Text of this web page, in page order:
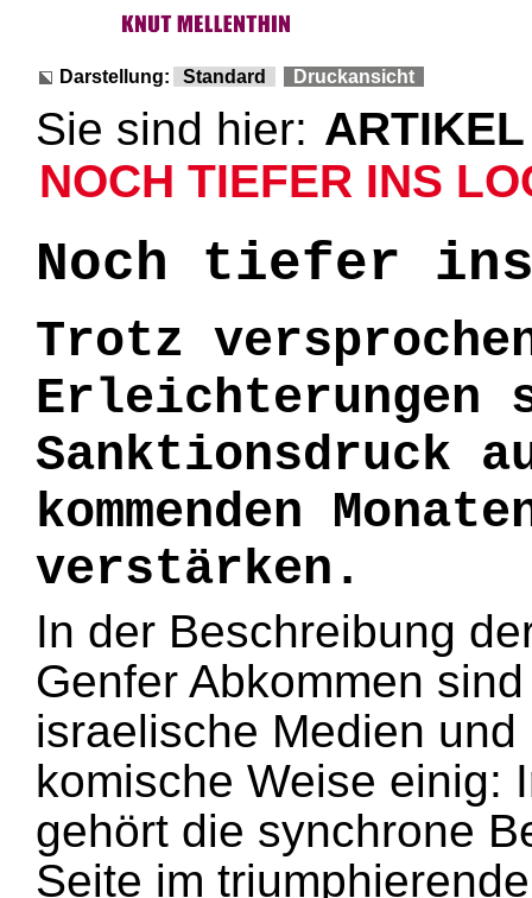
Darstellung: Standard Druckansicht
Sie sind hier: ARTIKEL
NOCH TIEFER INS
Noch tiefer
Trotz
Sanktionsdruck
kommenden
verstärken.
In der Beschreibung
Genfer Abkommen
israelische Medien
komische Weise einig:
gehört die synchrone
Seite im